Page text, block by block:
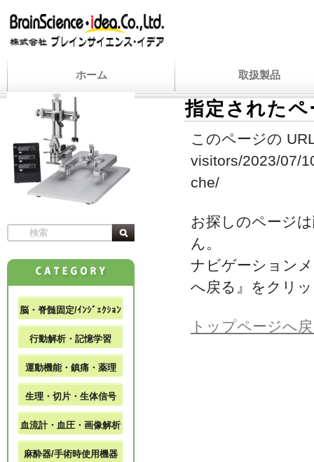
ホーム 取扱製品
指定された
このページの
visitors/2023/07/
che/
お探しのページ
ん。
ナビゲーション
へ戻る』をクリ
トップページへ
脳・脊髄固定/ｲﾝｼﾞｪｸｼｮﾝ
行動解析・記憶学習
運動機能・鎮痛・薬理
生理・切片・生体信号
血流計・血圧・画像解析
麻酔器/手術時使用機器